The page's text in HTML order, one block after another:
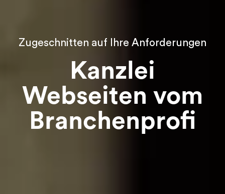
Zugeschnitten auf Ihre Anforderungen
Kanzlei
Webseiten vom
Branchenprofi